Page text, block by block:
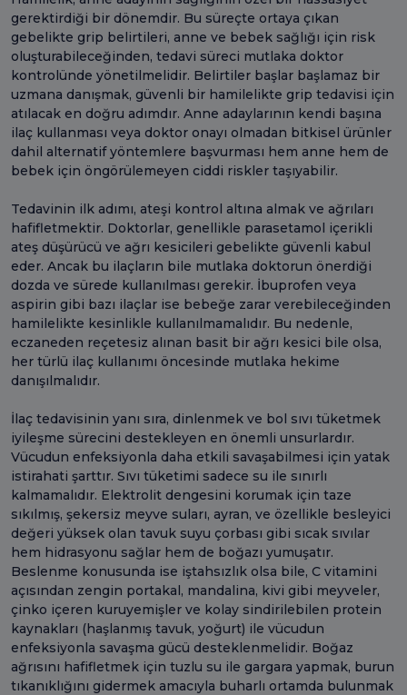
gerektirdiği bir dönemdir. Bu süreçte ortaya çıkan
gebelikte grip belirtileri, anne ve bebek sağlığı için risk
oluşturabileceğinden, tedavi süreci mutlaka doktor
kontrolünde yönetilmelidir. Belirtiler başlar başlamaz bir
uzmana danışmak, güvenli bir hamilelikte grip tedavisi için
atılacak en doğru adımdır. Anne adaylarının kendi başına
ilaç kullanması veya doktor onayı olmadan bitkisel ürünler
dahil alternatif yöntemlere başvurması hem anne hem de
bebek için öngörülemeyen ciddi riskler taşıyabilir.
Tedavinin ilk adımı, ateşi kontrol altına almak ve ağrıları
hafifletmektir. Doktorlar, genellikle parasetamol içerikli
ateş düşürücü ve ağrı kesicileri gebelikte güvenli kabul
eder. Ancak bu ilaçların bile mutlaka doktorun önerdiği
dozda ve sürede kullanılması gerekir. İbuprofen veya
aspirin gibi bazı ilaçlar ise bebeğe zarar verebileceğinden
hamilelikte kesinlikle kullanılmamalıdır. Bu nedenle,
eczaneden reçetesiz alınan basit bir ağrı kesici bile olsa,
her türlü ilaç kullanımı öncesinde mutlaka hekime
danışılmalıdır.
İlaç tedavisinin yanı sıra, dinlenmek ve bol sıvı tüketmek
iyileşme sürecini destekleyen en önemli unsurlardır.
Vücudun enfeksiyonla daha etkili savaşabilmesi için yatak
istirahati şarttır. Sıvı tüketimi sadece su ile sınırlı
kalmamalıdır. Elektrolit dengesini korumak için taze
sıkılmış, şekersiz meyve suları, ayran, ve özellikle besleyici
değeri yüksek olan tavuk suyu çorbası gibi sıcak sıvılar
hem hidrasyonu sağlar hem de boğazı yumuşatır.
Beslenme konusunda ise iştahsızlık olsa bile, C vitamini
açısından zengin portakal, mandalina, kivi gibi meyveler,
çinko içeren kuruyemişler ve kolay sindirilebilen protein
kaynakları (haşlanmış tavuk, yoğurt) ile vücudun
enfeksiyonla savaşma gücü desteklenmelidir. Boğaz
ağrısını hafifletmek için tuzlu su ile gargara yapmak, burun
tıkanıklığını gidermek amacıyla buharlı ortamda bulunmak